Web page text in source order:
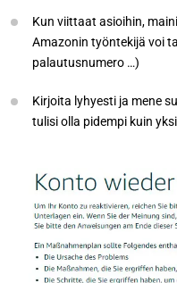
Kun viittaat asioihin,
Amazonin työntekijä voi
palautusnumero …)
Kirjoita lyhyesti ja mene
tulisi olla pidempi kuin